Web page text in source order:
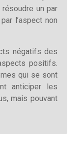
un par
l’aspect non
négatifs des
positifs.
qui se sont
anticiper les
mais pouvant